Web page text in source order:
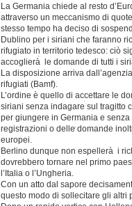
La Germania chiede al resto
attraverso un meccanismo di
stesso tempo ha deciso di
Dublino per i siriani che faranno
rifugiato in territorio tedesco: ciò
accoglierà le domande di tutti i
La disposizione arriva
rifugiati (Bamf).
L’ordine è quello di accettare le
siriani senza indagare sul tragitto
per giungere in Germania e
registrazioni o delle domande
europei.
Berlino dunque non espellerà i
dovrebbero tornare nel primo
l’Italia o l’Ungheria.
Con un atto dal sapore
questo modo di sollecitare gli altri